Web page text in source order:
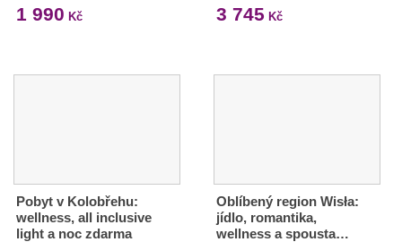
1 990 Kč 3 745 Kč
Pobyt v Kolobřehu:
wellness, all inclusive
light a noc zdarma
Oblíbený region Wisła:
jídlo, romantika,
wellness a spousta…